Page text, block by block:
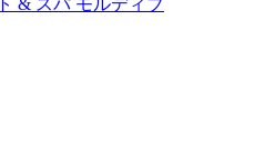
& スパ モルディブ